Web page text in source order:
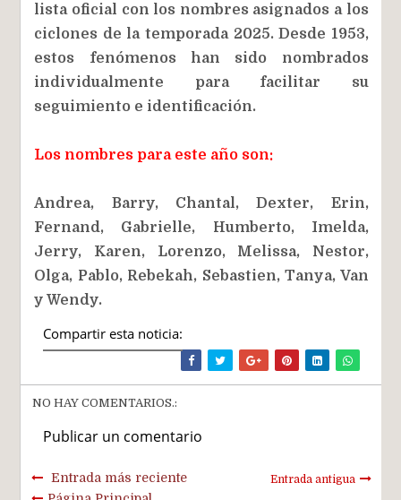
lista oficial con los nombres asignados a los
ciclones de la temporada 2025. Desde 1953,
estos fenómenos han sido nombrados
individualmente para facilitar su
seguimiento e identificación.
Los nombres para este año son:
Andrea, Barry, Chantal, Dexter, Erin,
Fernand, Gabrielle, Humberto, Imelda,
Jerry, Karen, Lorenzo, Melissa, Nestor,
Olga, Pablo, Rebekah, Sebastien, Tanya, Van
y Wendy.
Compartir esta noticia:
NO HAY COMENTARIOS.:
Publicar un comentario
Entrada más reciente Entrada antigua